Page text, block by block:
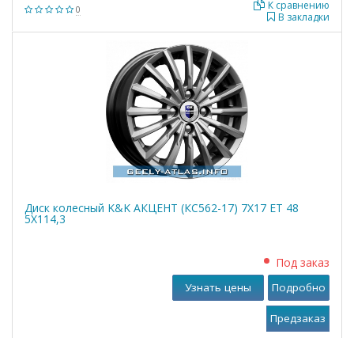
0
В закладки
К сравнению
Диск колесный K&K АКЦЕНТ (КС562-17) 7X17 ЕТ 48
5X114,3
Под заказ
Узнать цены Подробно